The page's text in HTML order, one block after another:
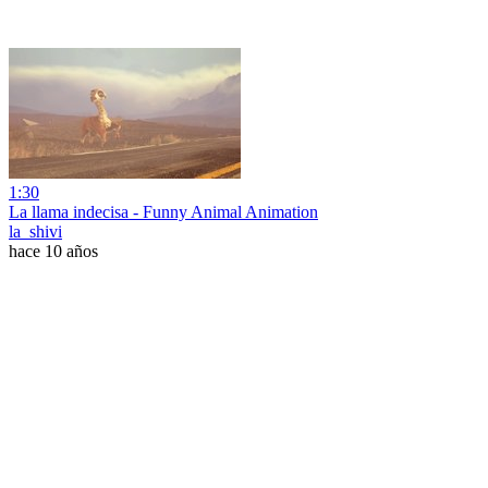
1:30
La llama indecisa - Funny Animal Animation
la_shivi
hace 10 años